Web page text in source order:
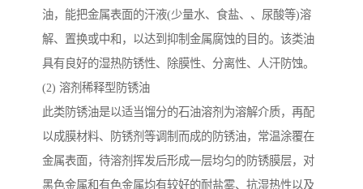
油，能把金属表面的汗液(少量水、食盐、、尿酸等)溶
解、置换或中和，以达到抑制金属腐蚀的目的。该类油
具有良好的湿热防锈性、除膜性、分离性、人汗防蚀。
(2) 溶剂稀释型防锈油
此类防锈油是以适当馏分的石油溶剂为溶解介质，再配
以成膜材料、防锈剂等调制而成的防锈油，常温涂覆在
金属表面，待溶剂挥发后形成一层均匀的防锈膜层，对
黑色金属和有色金属均有较好的耐盐雾、抗湿热性以及